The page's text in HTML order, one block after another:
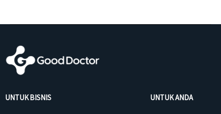
UNTUK BISNIS UNTUK ANDA